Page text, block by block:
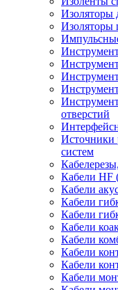
Изоляторы
Изоляторы
отверстий
Источники
систем
Кабели HF
Кабели
Кабели
Кабели
Кабели
Кабели
Кабели
Кабели
Кабели